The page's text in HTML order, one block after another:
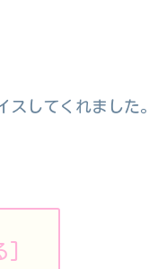
スしてくれました。